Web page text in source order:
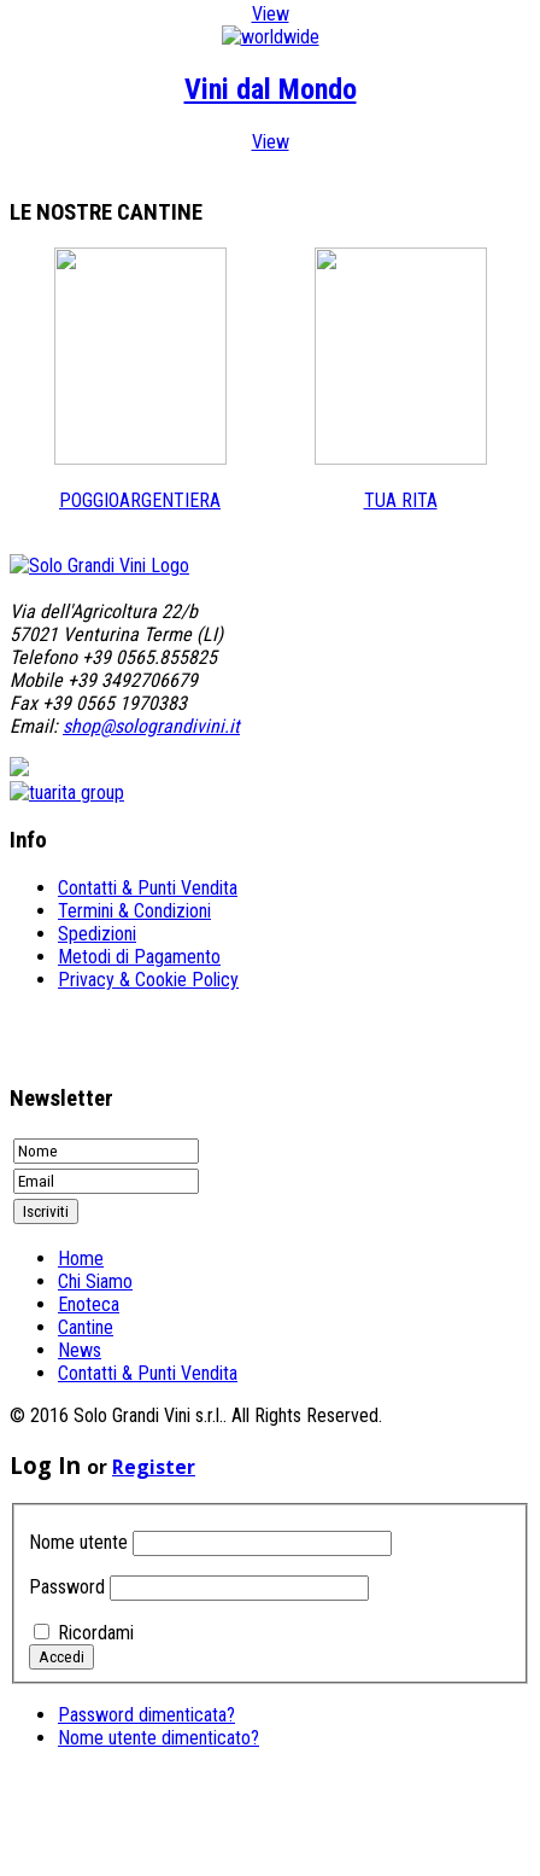
View
Vini dal Mondo
View
LE NOSTRE CANTINE
POGGIOARGENTIERA TUA RITA
Via dell'Agricoltura 22/b
57021 Venturina Terme (LI)
Telefono +39 0565.855825
Mobile +39 3492706679
Fax +39 0565 1970383
Email: shop@solograndivini.it
Info
Contatti & Punti Vendita
Termini & Condizioni
Spedizioni
Metodi di Pagamento
Privacy & Cookie Policy
Newsletter
Home
Chi Siamo
Enoteca
Cantine
News
Contatti & Punti Vendita
© 2016 Solo Grandi Vini s.r.l.. All Rights Reserved.
Log In or Register
Nome utente
Password
Ricordami
Password dimenticata?
Nome utente dimenticato?